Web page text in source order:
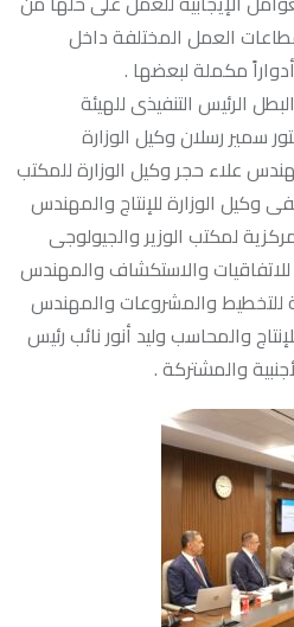
العمل المختلفة داخل
أدواراً مكملة لبعضها .
الرئيس التنفيذى للهيئة
سمير رسلان وكيل الوزارة
علاء حجر وكيل الوزارة للمكتب
الوزارة للإنتاج والمهندس
لمكتب الوزير والجيولوجى
والاستكشاف والمهندس
للتخطيط والمشروعات والمهندس
والمحاسب وليد أنور نائب رئيس
والمشتركة .